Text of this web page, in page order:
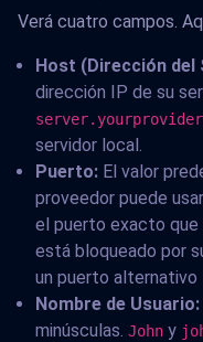
Verá cuatro campos.
Host (Dirección del
dirección IP de su
servidor local.
Puerto: El valor
proveedor puede
el puerto exacto que
está bloqueado por
un puerto
Nombre de Usuario:
minúsculas. John y